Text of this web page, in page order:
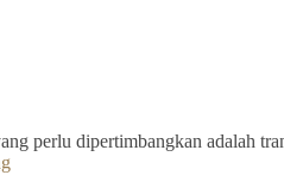
perlu dipertimbangkan adalah